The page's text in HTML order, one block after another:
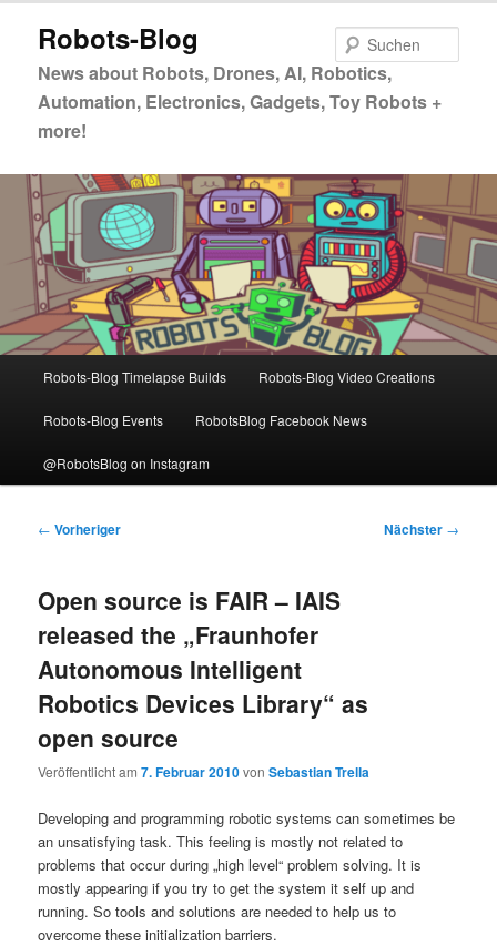
primären
springen
Robots-Blog
News about Robots, Drones, AI, Robotics,
Automation, Electronics, Gadgets, Toy Robots +
more!
Robots-Blog Timelapse Builds Robots-Blog Video Creations
Robots-Blog Events RobotsBlog Facebook News
@RobotsBlog on Instagram
Beitragsnavigation
← Vorheriger Nächster →
Open source is FAIR – IAIS
released the „Fraunhofer
Autonomous Intelligent
Robotics Devices Library“ as
open source
Veröffentlicht am7. Februar 2010vonSebastian Trella
Developing and programming robotic systems can sometimes be
an unsatisfying task. This feeling is mostly not related to
problems that occur during „high level“ problem solving. It is
mostly appearing if you try to get the system it self up and
running. So tools and solutions are needed to help us to
overcome these initialization barriers.